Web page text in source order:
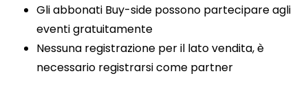
Gli abbonati Buy-side possono partecipare agli
eventi gratuitamente
Nessuna registrazione per il lato vendita, è
necessario registrarsi come partner